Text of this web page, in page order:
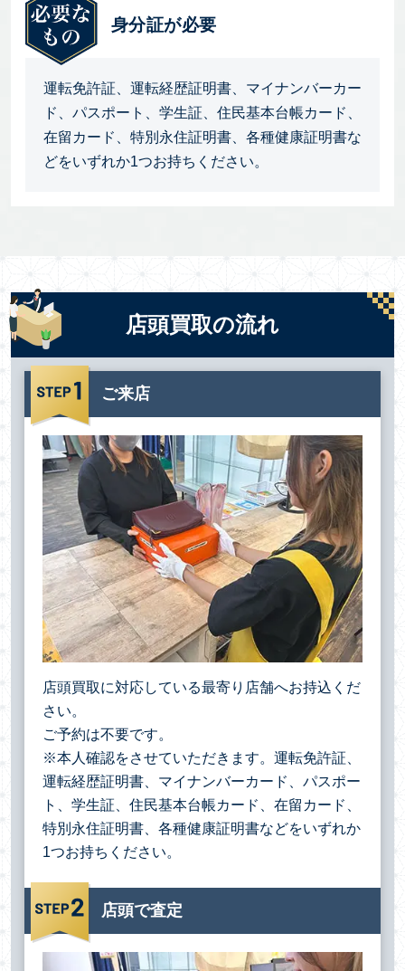
身分証が必要
運転免許証、運転経歴証明書、マイナンバーカー
ド、パスポート、学生証、住民基本台帳カード、
在留カード、特別永住証明書、各種健康証明書な
どをいずれか1つお持ちください。
店頭買取の流れ
ご来店
店頭買取に対応している最寄り店舗へお持込くだ
さい。
ご予約は不要です。
※本人確認をさせていただきます。運転免許証、
運転経歴証明書、マイナンバーカード、パスポー
ト、学生証、住民基本台帳カード、在留カード、
特別永住証明書、各種健康証明書などをいずれか
1つお持ちください。
店頭で査定